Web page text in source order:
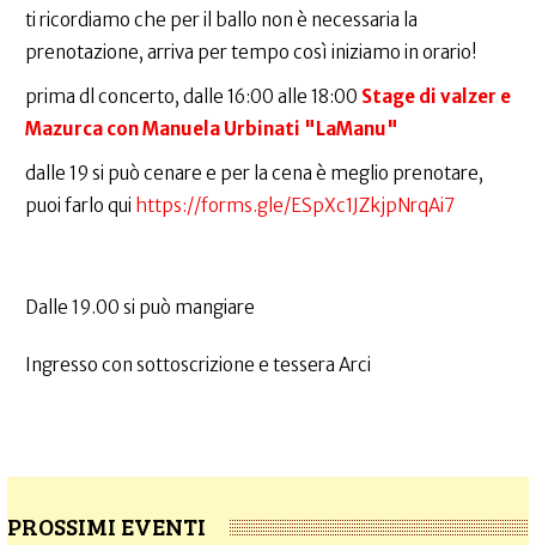
ti ricordiamo che per il ballo non è necessaria la
prenotazione, arriva per tempo così iniziamo in orario!
prima dl concerto, dalle 16:00 alle 18:00 Stage di valzer e
Mazurca con Manuela Urbinati "LaManu"
dalle 19 si può cenare e per la cena è meglio prenotare,
puoi farlo qui https://forms.gle/ESpXc1JZkjpNrqAi7
Dalle 19.00 si può mangiare
Ingresso con sottoscrizione e tessera Arci
PROSSIMI EVENTI